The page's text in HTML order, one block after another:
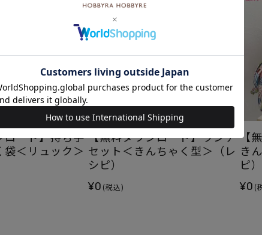
ロード】持ち手
袋＜リュック＞
【無料ダウンロード】ランチ
セット＜きんちゃく型＞（レ
シピ）
¥0 (税込)
【
き
ピ）
¥0 (